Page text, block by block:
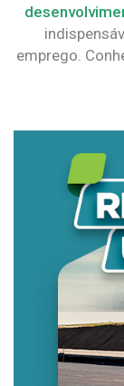
emprego.